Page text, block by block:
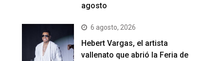
agosto
6 agosto, 2026
Hebert Vargas, el artista
vallenato que abrió la Feria de